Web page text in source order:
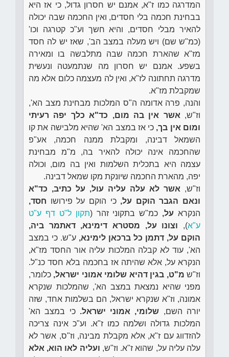
המדרגה כמו ז"א, אמנם יש חסרון גדול, כי אז היא
בבחינת חכמה בלי חסדים, ואין החכמה שבה יכולה
להאיר מבלי חסדים, והיא חשך וע"כ קטרגה וכו'
(כמ"ש שם) ויש מעלה במצב הב', שאז יש לה חסד
מז"א שהארת חכמה שבה מתלבשה בו ומאירה
בשפע. אמנם יש חסרון מה שנתמעטה ונעשית
מדרגה תחתונה לז"א, ואין לה מעצמה כלום אלא מה
שמקבלת מז"א.
והנה, פרה אדומה ה"ס המלכות מבחינת מצב הא',
וז"ש, אשר אין בה מום, כד"א כלך יפה רעיתי
ומום אין בך, כי אז במצב הא' שהיא מלבישה את קו
השמאל דבינה, ומקבלת ממנה חכמה, אע"פ
שהחכמה אינה יכולה להאיר בה, מ"מ מבחינת
עצמה היא בתכלית השלמות ואין בה מום, וכולה
יפה, מהארת החכמה שיונקת מקו שמאל דבינה.
וז"ש, אשר לא עלה עליה עול, על כתיב, כד"א
ונאם הגבר הוקם על, כי הוקם על פירושו חסד,
הנקרא על, כמ"ש בתקוני זהר (תקון ל"ט דף ע"ט
ע"א), וצונו על, מסטרא דימינא, דאתמר ביה,
הוקם על, דתמן כל ברכאן לימינא, ע"ש. כי במצב
הא', עוד לא קבלה המלכות עליה אור החסד מז"א,
הנקרא על, אלא שהיתה אז בחכמה בלא חסד כנ"ל.
וז"ש מ"ט, בגין דהיא שלומי אמוני ישראל, כלומר,
מפני שהיא נמצאת במצב הא', שהמלכות שנקרא
אמונה, וז"א שנקרא ישראל, הם בשלמות אחד, שזה
יורה השם, שלומי, אמוני ישראל. כי במצב הא'
המלכות גדולה ושלמה כמו ז"א. וע"כ אינה צריכה
להזדווג עם ז"א, אלא מקבלת מבינה, וז"ס, אשר לא
עלה עליה על, שהוא ז"א. וז"ש, ועליה לאו הוא, אלא